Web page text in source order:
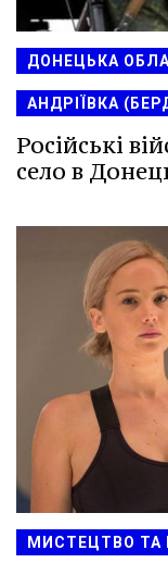
ДОНЕЦЬКА
АНДРІЇВКА
Російські
село в
МИСТЕЦТВО ТА